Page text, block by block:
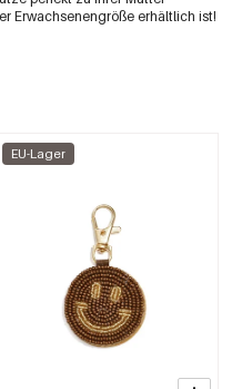
Erwachsenengröße erhältlich ist!
EU-Lager